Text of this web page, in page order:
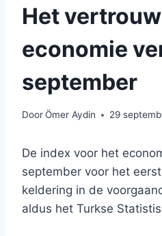
Het
economie
september
DoorÖmer Aydin 29
De index voor het
september voor het
keldering in de
aldus het Turkse